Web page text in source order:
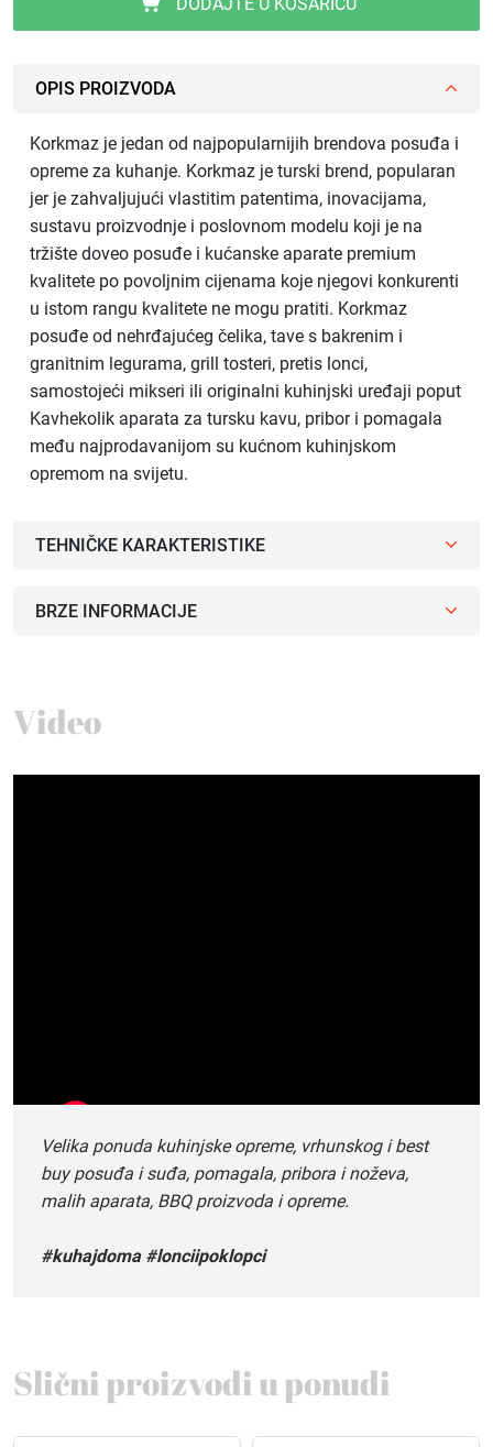
OPIS PROIZVODA
Korkmaz je jedan od najpopularnijih brendova posuđa i
opreme za kuhanje. Korkmaz je turski brend, popularan
jer je zahvaljujući vlastitim patentima, inovacijama,
sustavu proizvodnje i poslovnom modelu koji je na
tržište doveo posuđe i kućanske aparate premium
kvalitete po povoljnim cijenama koje njegovi konkurenti
u istom rangu kvalitete ne mogu pratiti. Korkmaz
posuđe od nehrđajućeg čelika, tave s bakrenim i
granitnim legurama, grill tosteri, pretis lonci,
samostojeći mikseri ili originalni kuhinjski uređaji poput
Kavhekolik aparata za tursku kavu, pribor i pomagala
među najprodavanijom su kućnom kuhinjskom
opremom na svijetu.
TEHNIČKE KARAKTERISTIKE
BRZE INFORMACIJE
Video
Velika ponuda kuhinjske opreme, vrhunskog i best
buy posuđa i suđa, pomagala, pribora i noževa,
malih aparata, BBQ proizvoda i opreme.
#kuhajdoma #lonciipoklopci
Slični proizvodi u ponudi